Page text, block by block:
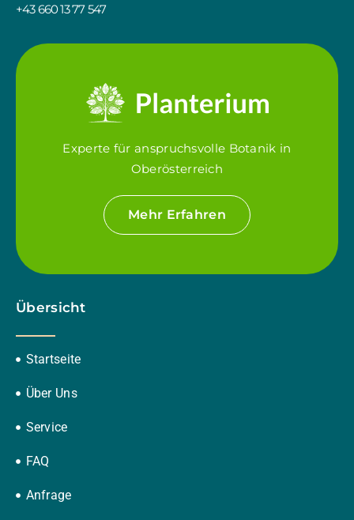
+43 660 13 77 547
Experte für anspruchsvolle Botanik in
Oberösterreich
Mehr Erfahren
Übersicht
Startseite
Über Uns
Service
FAQ
Anfrage